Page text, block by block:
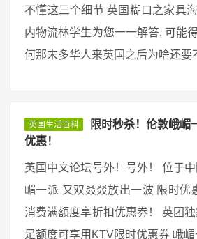
不懂这三个细节 英国糊口之家具
内物流林学生为您一一解答, 可能
何那末多华人来英国之后为啥还要
英国生活百科
限时秒杀！伦敦峨嵋
优惠！
英国中文论坛号外！号外！ 位于
嵋一派 又双叒叕放出一波 限时优
消费满额度享折扣优惠券！ 英团
足额度可享用KTV限时优惠券 峨嵋